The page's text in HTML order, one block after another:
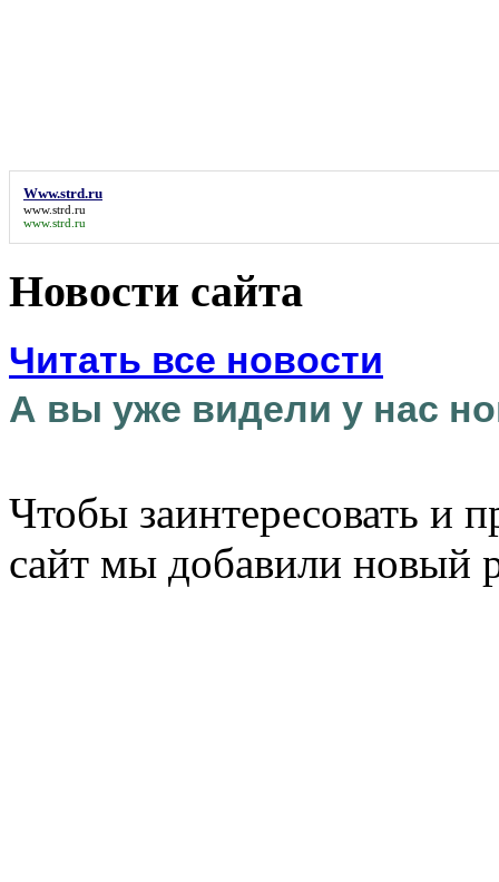
Www.strd.ru
www.strd.ru
www.strd.ru
Новости сайта
Читать все новости
А вы уже видели у нас
Чтобы заинтересовать и
сайт мы добавили новый